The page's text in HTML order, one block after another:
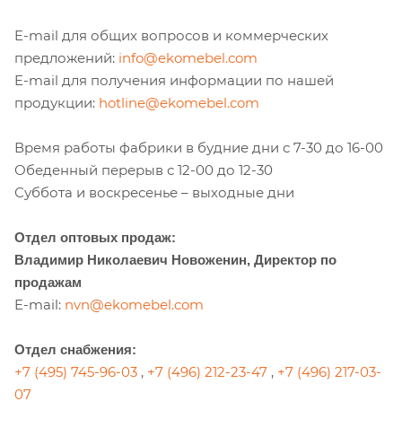
E-mail для общих вопросов и коммерческих
предложений: info@ekomebel.com
E-mail для получения информации по нашей
продукции: hotline@ekomebel.com
Время работы фабрики в будние дни с 7-30 до 16-00
Обеденный перерыв с 12-00 до 12-30
Суббота и воскресенье – выходные дни
Отдел оптовых продаж:
Владимир Николаевич Новоженин, Директор по
продажам
E-mail: nvn@ekomebel.com
Отдел снабжения:
+7 (495) 745-96-03 , +7 (496) 212-23-47 , +7 (496) 217-03-
07